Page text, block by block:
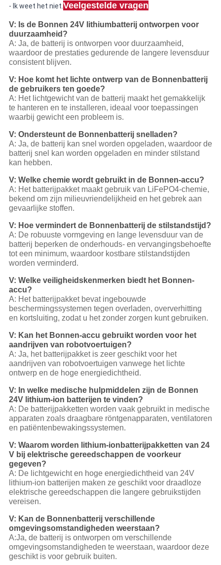
- Ik weet het niet.Veelgestelde vragen
V: Is de Bonnen 24V lithiumbatterij ontworpen voor
duurzaamheid?
A: Ja, de batterij is ontworpen voor duurzaamheid,
waardoor de prestaties gedurende de langere levensduur
consistent blijven.
V: Hoe komt het lichte ontwerp van de Bonnenbatterij
de gebruikers ten goede?
A: Het lichtgewicht van de batterij maakt het gemakkelijk
te hanteren en te installeren, ideaal voor toepassingen
waarbij gewicht een probleem is.
V: Ondersteunt de Bonnenbatterij snelladen?
A: Ja, de batterij kan snel worden opgeladen, waardoor de
batterij snel kan worden opgeladen en minder stilstand
kan hebben.
V: Welke chemie wordt gebruikt in de Bonnen-accu?
A: Het batterijpakket maakt gebruik van LiFePO4-chemie,
bekend om zijn milieuvriendelijkheid en het gebrek aan
gevaarlijke stoffen.
V: Hoe vermindert de Bonnenbatterij de stilstandstijd?
A: De robuuste vormgeving en lange levensduur van de
batterij beperken de onderhouds- en vervangingsbehoefte
tot een minimum, waardoor kostbare stilstandstijden
worden verminderd.
V: Welke veiligheidskenmerken biedt het Bonnen-
accu?
A: Het batterijpakket bevat ingebouwde
beschermingssystemen tegen overladen, oververhitting
en kortsluiting, zodat u het zonder zorgen kunt gebruiken.
V: Kan het Bonnen-accu gebruikt worden voor het
aandrijven van robotvoertuigen?
A: Ja, het batterijpakket is zeer geschikt voor het
aandrijven van robotvoertuigen vanwege het lichte
ontwerp en de hoge energiedichtheid.
V: In welke medische hulpmiddelen zijn de Bonnen
24V lithium-ion batterijen te vinden?
A: De batterijpakketten worden vaak gebruikt in medische
apparaten zoals draagbare röntgenapparaten, ventilatoren
en patiëntenbewakingssystemen.
V: Waarom worden lithium-ionbatterijpakketten van 24
V bij elektrische gereedschappen de voorkeur
gegeven?
A: De lichtgewicht en hoge energiedichtheid van 24V
lithium-ion batterijen maken ze geschikt voor draadloze
elektrische gereedschappen die langere gebruikstijden
vereisen.
V: Kan de Bonnenbatterij verschillende
omgevingsomstandigheden weerstaan?
A:Ja, de batterij is ontworpen om verschillende
omgevingsomstandigheden te weerstaan, waardoor deze
geschikt is voor gebruik buiten.